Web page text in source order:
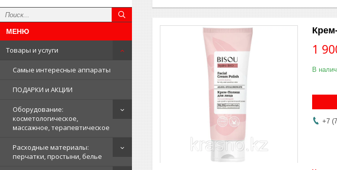
Товары и услуги
Самые интересные аппараты
ПОДАРКИ и АКЦИИ
Оборудование:
косметологическое,
массажное, терапевтическое
Расходные материалы:
перчатки, простыни, белье
1
В
+7